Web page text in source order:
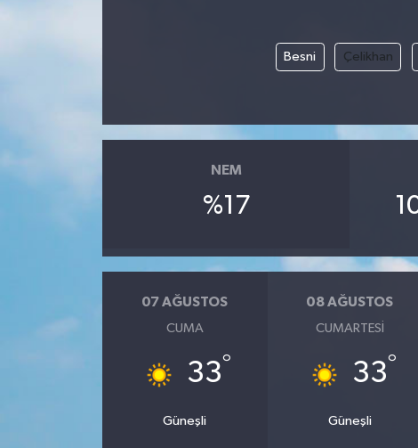
Besni Çelikhan
NEM
%17
07 AĞUSTOS
CUMA
33°
Güneşli
08 AĞUSTOS
CUMARTESI
33°
Güneşli